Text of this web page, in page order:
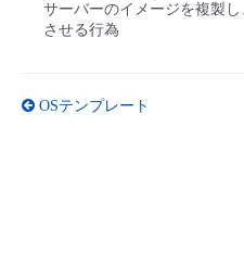
サーバーのイメージを複製
させる行為
OSテンプレート